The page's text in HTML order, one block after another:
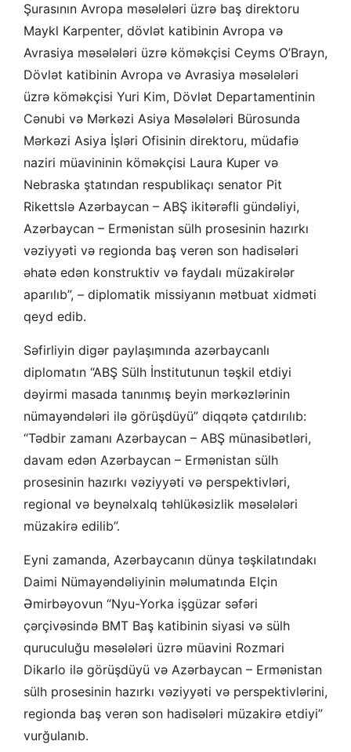
Şurasının Avropa məsələləri üzrə baş direktoru
Maykl Karpenter, dövlət katibinin Avropa və
Avrasiya məsələləri üzrə köməkçisi Ceyms O’Brayn,
Dövlət katibinin Avropa və Avrasiya məsələləri
üzrə köməkçisi Yuri Kim, Dövlət Departamentinin
Cənubi və Mərkəzi Asiya Məsələləri Bürosunda
Mərkəzi Asiya İşləri Ofisinin direktoru, müdafiə
naziri müavininin köməkçisi Laura Kuper və
Nebraska ştatından respublikaçı senator Pit
Rikettslə Azərbaycan – ABŞ ikitərəfli gündəliyi,
Azərbaycan – Ermənistan sülh prosesinin hazırkı
vəziyyəti və regionda baş verən son hadisələri
əhatə edən konstruktiv və faydalı müzakirələr
aparılıb”, – diplomatik missiyanın mətbuat xidməti
qeyd edib.
Səfirliyin digər paylaşımında azərbaycanlı
diplomatın “ABŞ Sülh İnstitutunun təşkil etdiyi
dəyirmi masada tanınmış beyin mərkəzlərinin
nümayəndələri ilə görüşdüyü” diqqətə çatdırılıb:
“Tədbir zamanı Azərbaycan – ABŞ münasibətləri,
davam edən Azərbaycan – Ermənistan sülh
prosesinin hazırkı vəziyyəti və perspektivləri,
regional və beynəlxalq təhlükəsizlik məsələləri
müzakirə edilib”.
Eyni zamanda, Azərbaycanın dünya təşkilatındakı
Daimi Nümayəndəliyinin məlumatında Elçin
Əmirbəyovun “Nyu-Yorka işgüzar səfəri
çərçivəsində BMT Baş katibinin siyasi və sülh
quruculuğu məsələləri üzrə müavini Rozmari
Dikarlo ilə görüşdüyü və Azərbaycan – Ermənistan
sülh prosesinin hazırkı vəziyyəti və perspektivlərini,
regionda baş verən son hadisələri müzakirə etdiyi”
vurğulanıb.